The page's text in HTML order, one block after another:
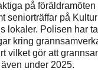
på föräldramöten
seniorträffar på
lokaler. Polisen har
kring
vilket gör att
under 2025.